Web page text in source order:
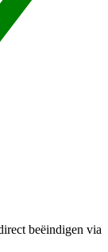
beëindigen via